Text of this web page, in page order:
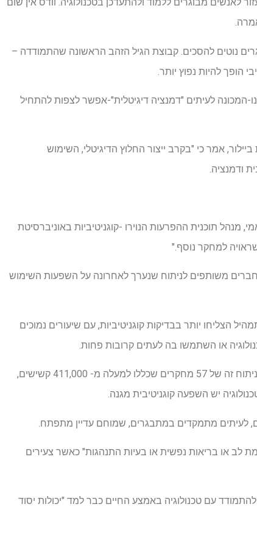
נוטים להסכים. קבוצת הגיל הזהב הראשונה שהתמודדה –
הופך להיות נפוץ יותר.
המכונה לעיתים "דמנציה דיגיטלית"-אפשר לצפות להתחיל
אמר כי "בקרב ייצור החלוץ הדיגיטלי, השימוש
ודמנציה.
מנהל תוכנית ההפרעות הנוירו -קוגניטיביות באוניברסיטת
למחקר נוסף."
מחברים משותפים לניתוח שנערך לאחרונה על השפעות השימוש
הצליחו יותר בבדיקות קוגניטיביות, עם שיעורים נמוכים
או השתמשו בה לעתים קרובות פחות.
"בדרך כלל אתה רואה הרבה שונות בין מחקרים," אמר סקולין. אולם בניתוח זה של 57 מחקרים שכללו למעלה מ- 411,000 קשישים,
לעיתים מתמקדים במתבגרים, שמוחם עדיין מתפתח.
לב או בריאות נפשית או בעיות התנהגות" כאשר צעירים
עם טכנולוגיה באמצע החיים כבר למד "יכולות יסוד